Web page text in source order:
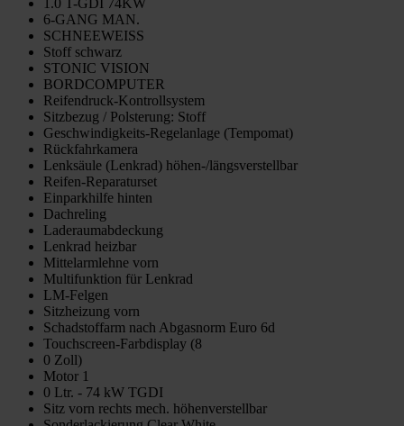
1.0 T-GDI 74KW
6-GANG MAN.
SCHNEEWEISS
Stoff schwarz
STONIC VISION
BORDCOMPUTER
Reifendruck-Kontrollsystem
Sitzbezug / Polsterung: Stoff
Geschwindigkeits-Regelanlage (Tempomat)
Rückfahrkamera
Lenksäule (Lenkrad) höhen-/längsverstellbar
Reifen-Reparaturset
Einparkhilfe hinten
Dachreling
Laderaumabdeckung
Lenkrad heizbar
Mittelarmlehne vorn
Multifunktion für Lenkrad
LM-Felgen
Sitzheizung vorn
Schadstoffarm nach Abgasnorm Euro 6d
Touchscreen-Farbdisplay (8
0 Zoll)
Motor 1
0 Ltr. - 74 kW TGDI
Sitz vorn rechts mech. höhenverstellbar